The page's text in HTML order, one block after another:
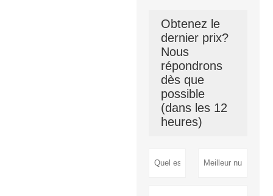
Obtenez le
dernier prix?
Nous
répondrons
dès que
possible
(dans les 12
heures)